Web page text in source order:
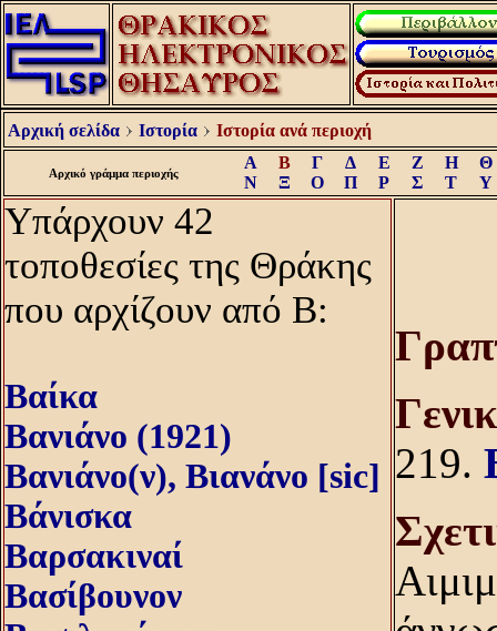
Αρχική σελίδα Ιστορία Ιστορία ανά περιοχή
Αρχικό γράμμα περιοχής
Α Β Γ Δ Ε Ζ Η
Θ
Ν
Ξ Ο Π Ρ Σ Τ Υ
Υπάρχουν 42
τοποθεσίες της Θράκης
που αρχίζουν από Β:
Βαίκα
Βανιάνο (1921)
Βανιάνο(ν), Βιανάνο [sic]
Βάνισκα
Βαρσακιναί
Βασίβουνον
219.